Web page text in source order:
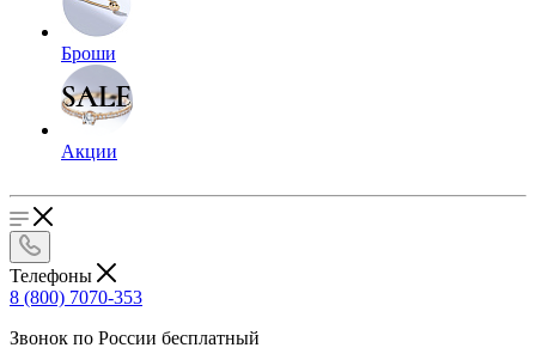
Броши
Акции
Телефоны
8 (800) 7070-353
Звонок по России бесплатный